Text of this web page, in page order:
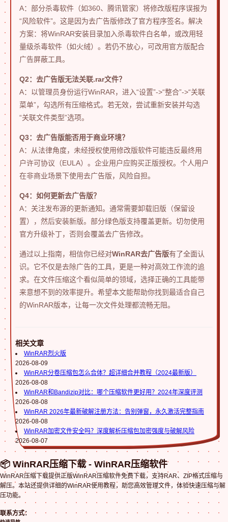
A：部分杀毒软件（如360、腾讯管家）将修改版程序误报为
“风险软件”。这是因为去广告版修改了官方程序签名。解决
方案：将WinRAR安装目录加入杀毒软件白名单，或改用轻
量级杀毒软件（如火绒）。若仍不放心，可改用官方版配合
广告屏蔽工具。
Q2：去广告版无法关联.rar文件？
A：以管理员身份运行WinRAR，进入“设置”->“整合”->“关联
菜单”，勾选所有压缩格式。若无效，尝试重新安装并勾选
“关联文件类型”选项。
Q3：去广告版能否用于商业环境？
A：从法律角度，未经授权使用修改版软件可能违反最终用
户许可协议（EULA）。企业用户应购买正版授权。个人用户
在非商业场景下使用去广告版，风险自担。
Q4：如何更新去广告版？
A：关注发布源的更新通知。通常需要卸载旧版（保留设
置），然后安装新版。部分绿色版支持覆盖更新。切勿使用
官方升级补丁，否则会覆盖去广告修改。
通过以上指南，相信你已经对WinRAR去广告版有了全面认
识。它不仅是去除广告的工具，更是一种对高效工作流的追
求。在文件压缩这个看似简单的领域，选择正确的工具能带
来意想不到的效率提升。希望本文能帮助你找到最适合自己
的WinRAR版本，让每一次文件处理都流畅无阻。
相关文章
WinRAR烈火版
2026-08-09
WinRAR分卷压缩包怎么合体？超详细合并教程（2024最新版）
2026-08-08
WinRAR和Bandizip对比：哪个压缩软件更好用？2024年深度评测
2026-08-08
WinRAR 2026年最新破解注册方法：告别弹窗，永久激活完整指南
2026-08-08
WinRAR加密文件安全吗？深度解析压缩包加密强度与破解风险
2026-08-07
📦 WinRAR压缩下载 - WinRAR压缩软件
WinRAR压缩下载提供正版WinRAR压缩软件免费下载，支持RAR、ZIP格式压缩与
解压。本站还提供详细的WinRAR使用教程，助您高效管理文件，体验快速压缩与解
压功能。
联系方式：